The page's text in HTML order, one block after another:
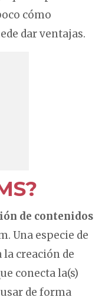
cómo
dar ventajas.
de contenidos
Una especie de
creación de
conecta la(s)
de forma